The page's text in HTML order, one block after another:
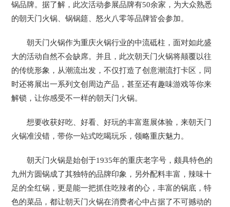
锅品牌。据了解，此次活动参展品牌有50余家，为大众熟悉
的朝天门火锅、锅锅筵、怒火八零等品牌皆会参加。
朝天门火锅作为重庆火锅行业的中流砥柱，面对如此盛
大的活动自然不会缺席。并且，此次朝天门火锅将颠覆以往
的传统形象，从潮流出发，不仅打造了创意潮流打卡区，同
时还将展出一系列文创周边产品，甚至还有趣味游戏等你来
解锁，让你感受不一样的朝天门火锅。
想要收获好吃、好看、好玩的丰富逛展体验，来朝天门
火锅准没错，带你一站式吃喝玩乐，领略重庆魅力。
朝天门火锅是始创于1935年的重庆老字号，颇具特色的
九州方圆锅成了其独特的品牌印象，另外配料丰富，辣味十
足的全红锅，更是能一把抓住吃辣者的心，丰富的锅底，特
色的菜品，都让朝天门火锅在消费者心中占据了不可撼动的